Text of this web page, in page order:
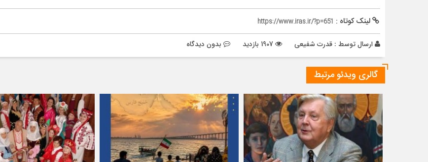
لینک کوتاه : https://www.iras.ir/?p=651
ارسال توسط : قدرت شفیعی بدون دیدگاه
گالری ویدئو مرتبط